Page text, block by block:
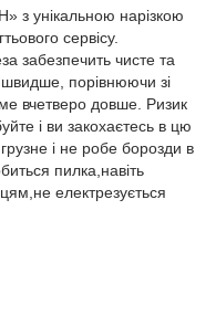
з унікальною нарізкою
сервісу.
забезпечить чисте та
швидше, порівнюючи зі
вчетверо довше. Ризик
і ви закохаєтесь в цю
і не робе борозди в
пилка,навіть
електрезується